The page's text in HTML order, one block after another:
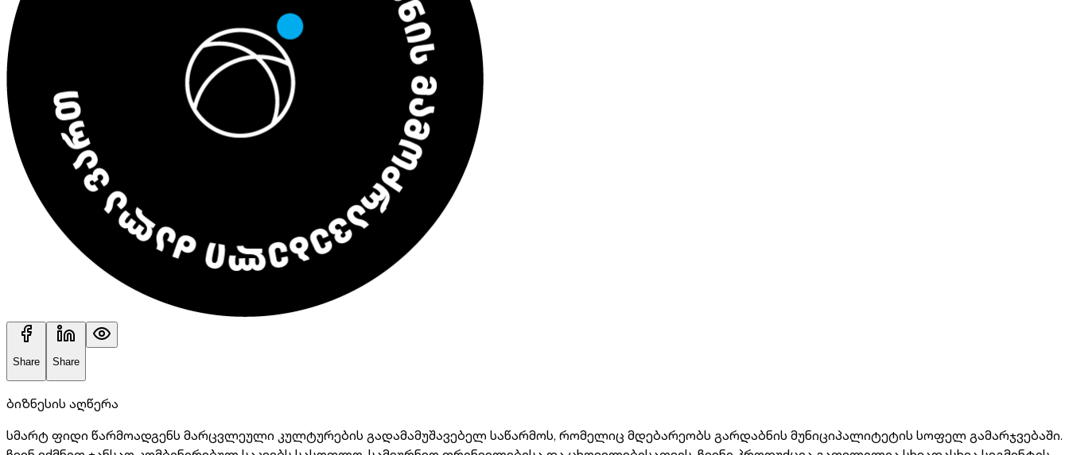
Share Share
ბიზნესის აღწერა
სმარტ ფიდი წარმოადგენს მარცვლეული კულტურების გადამამუშავებელ საწარმოს, რომელიც მდებარეობს გარდაბნის მუნიციპალიტეტის სოფელ გამარჯვებაში.